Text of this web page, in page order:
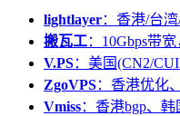
lightlayer：香港/台
搬瓦工：10Gbps带
V.PS：美国(CN2/
ZgoVPS：香港优化
Vmiss：香港bgp、